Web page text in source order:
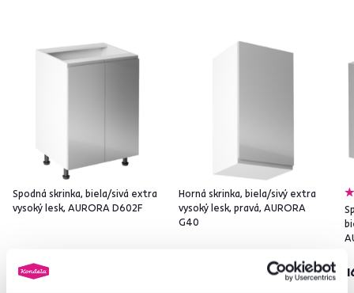
Spodná skrinka, biela/sivá extra
vysoký lesk, AURORA D602F
Horná skrinka, biela/sivý extra
vysoký lesk, pravá, AURORA
G40